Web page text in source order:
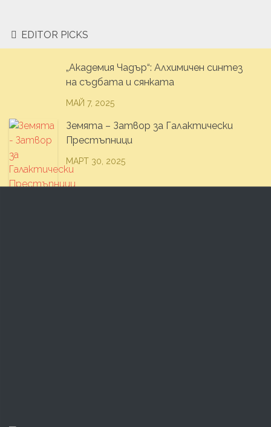
EDITOR PICKS
„Академия Чадър“: Алхимичен синтез
на съдбата и сянката
МАЙ 7, 2025
Земята – Затвор за Галактически
Престъпници
МАРТ 30, 2025